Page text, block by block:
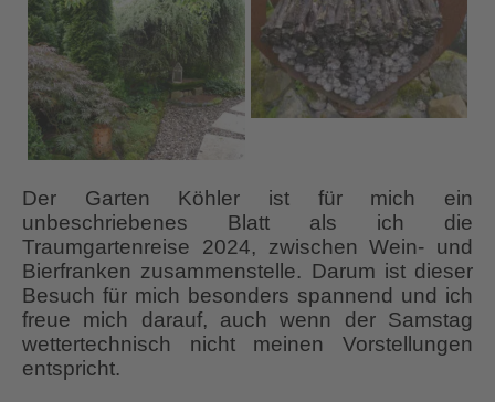
Der Garten Köhler ist für mich ein
unbeschriebenes Blatt als ich die
Traumgartenreise 2024, zwischen Wein- und
Bierfranken zusammenstelle. Darum ist dieser
Besuch für mich besonders spannend und ich
freue mich darauf, auch wenn der Samstag
wettertechnisch nicht meinen Vorstellungen
entspricht.